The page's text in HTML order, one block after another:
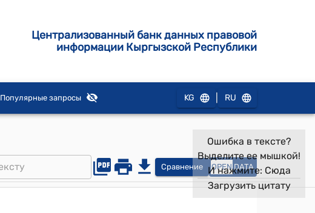
Централизованный банк данных правовой
информации Кыргызской Республики
Популярные запросы KG RU
Сравнение OPEN DATA
Ошибка в тексте?
Выделите ее мышкой!
И нажмите: Сюда
Загрузить цитату